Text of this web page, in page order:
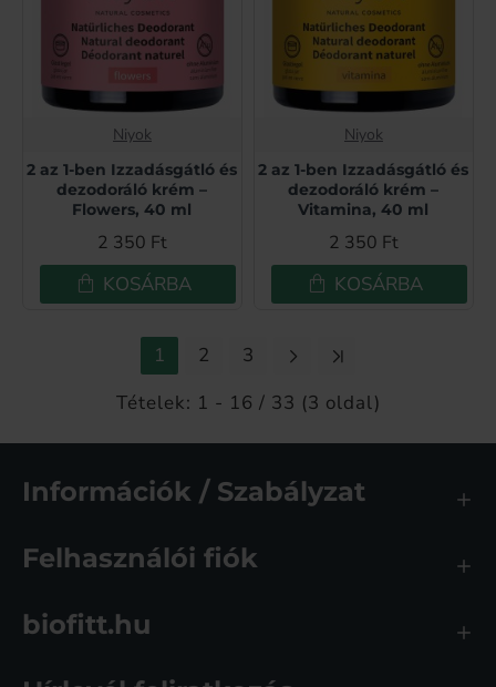
Niyok
2 az 1-ben Izzadásgátló és
dezodoráló krém –
Flowers, 40 ml
2 350 Ft
KOSÁRBA
Niyok
2 az 1-ben Izzadásgátló és
dezodoráló krém –
Vitamina, 40 ml
2 350 Ft
KOSÁRBA
1 2
3
Tételek: 1 - 16 / 33 (3 oldal)
Információk / Szabályzat
Felhasználói fiók
biofitt.hu